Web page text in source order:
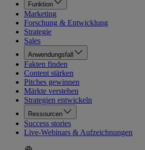
Funktion
Marketing
Forschung & Entwicklung
Strategie
Sales
Anwendungsfall
Fakten finden
Content stärken
Pitches gewinnen
Märkte verstehen
Strategien entwickeln
Ressourcen
Success stories
Live-Webinars & Aufzeichnungen